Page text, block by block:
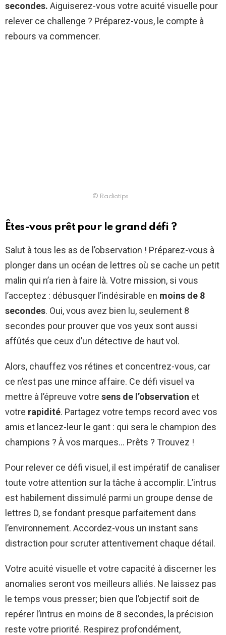
secondes. Aiguiserez-vous votre acuité visuelle pour
relever ce challenge ? Préparez-vous, le compte à
rebours va commencer.
© Radiotips
Êtes-vous prêt pour le grand défi ?
Salut à tous les as de l’observation ! Préparez-vous à
plonger dans un océan de lettres où se cache un petit
malin qui n’a rien à faire là. Votre mission, si vous
l’acceptez : débusquer l’indésirable en moins de 8
secondes. Oui, vous avez bien lu, seulement 8
secondes pour prouver que vos yeux sont aussi
affûtés que ceux d’un détective de haut vol.
Alors, chauffez vos rétines et concentrez-vous, car
ce n’est pas une mince affaire. Ce défi visuel va
mettre à l’épreuve votre sens de l’observation et
votre rapidité. Partagez votre temps record avec vos
amis et lancez-leur le gant : qui sera le champion des
champions ? À vos marques… Prêts ? Trouvez !
Pour relever ce défi visuel, il est impératif de canaliser
toute votre attention sur la tâche à accomplir. L’intrus
est habilement dissimulé parmi un groupe dense de
lettres D, se fondant presque parfaitement dans
l’environnement. Accordez-vous un instant sans
distraction pour scruter attentivement chaque détail.
Votre acuité visuelle et votre capacité à discerner les
anomalies seront vos meilleurs alliés. Ne laissez pas
le temps vous presser; bien que l’objectif soit de
repérer l’intrus en moins de 8 secondes, la précision
reste votre priorité. Respirez profondément,